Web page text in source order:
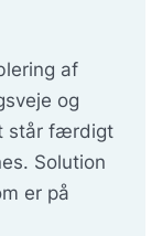
af
og
står færdigt
Solution
er på